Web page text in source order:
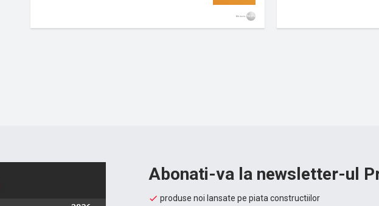
Abonati-va la newsletter-ul
produse noi lansate pe piata constructiilor